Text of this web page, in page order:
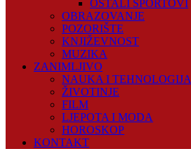
OSTALI SPORTOVI
OBRAZOVANJE
POZORIŠTE
KNJIŽEVNOST
MUZIKA
ZANIMLJIVO
NAUKA I TEHNOLOGIJA
ŽIVOTINJE
FILM
LJEPOTA I MODA
HOROSKOP
KONTAKT